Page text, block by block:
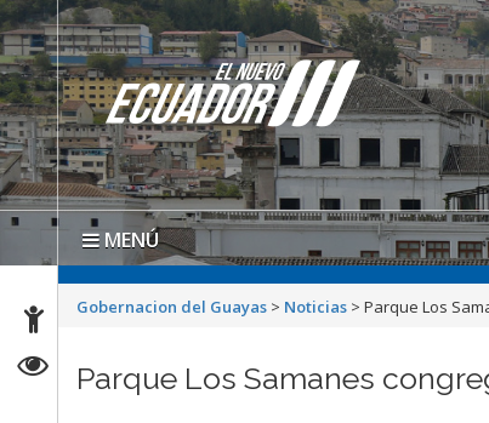
MENÚ
Gobernacion del Guayas > Noticias >Parque Los
Parque Los Samanes